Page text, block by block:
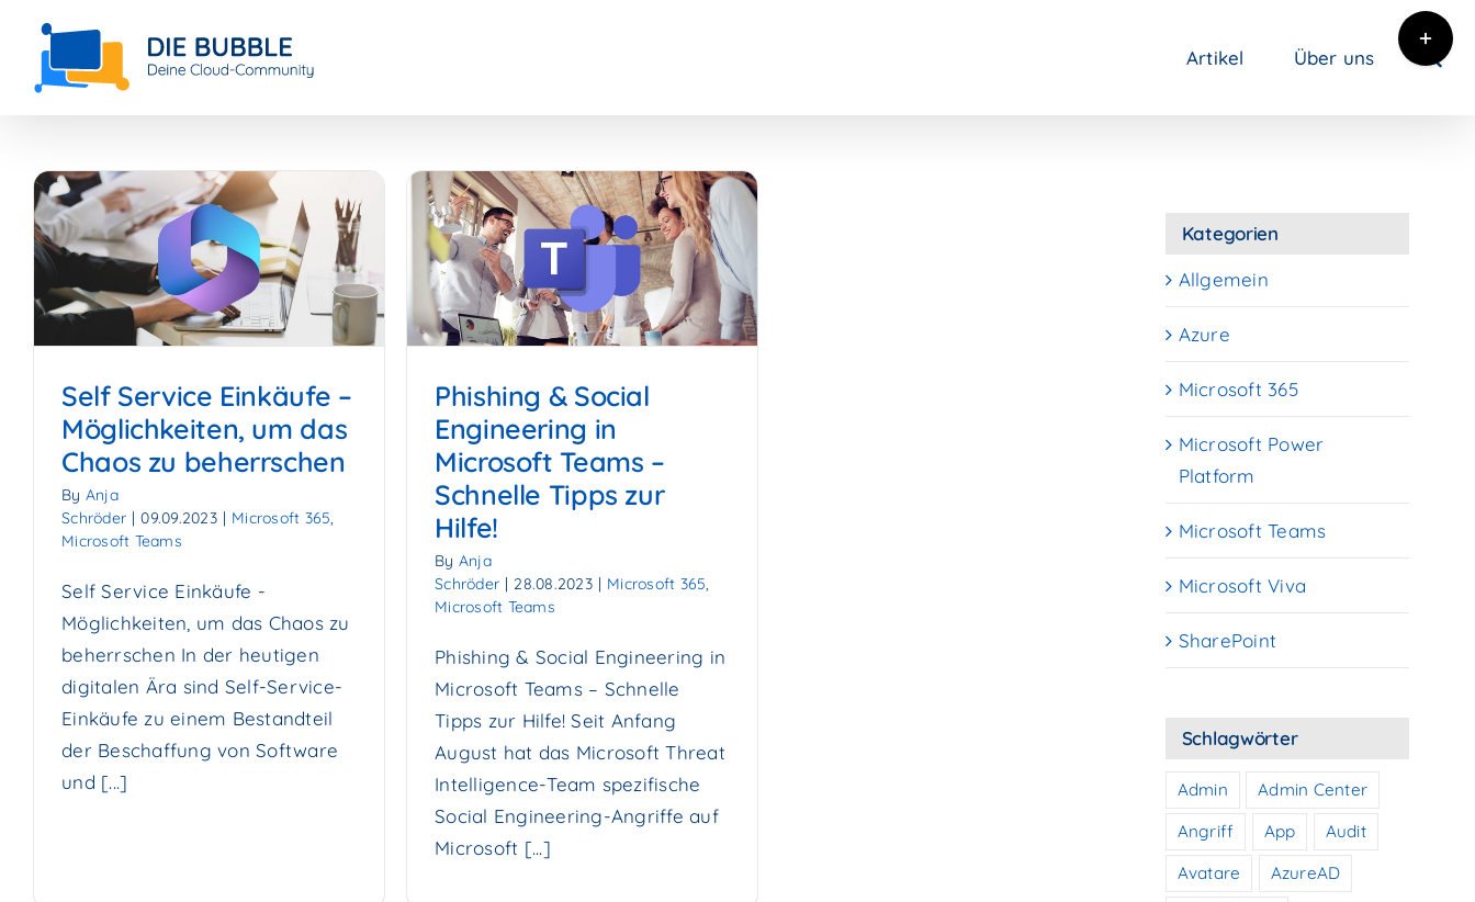
content
Artikel Über uns
Self Service Einkäufe –
Möglichkeiten, um das
Chaos zu beherrschen
By Anja
Schröder | 09.09.2023 | Microsoft 365,
Microsoft Teams
Self Service Einkäufe -
Möglichkeiten, um das Chaos zu
beherrschen In der heutigen
digitalen Ära sind Self-Service-
Einkäufe zu einem Bestandteil
der Beschaffung von Software
und [...]
Phishing & Social
Engineering in
Microsoft Teams –
Schnelle Tipps zur
Hilfe!
By Anja
Schröder | 28.08.2023 | Microsoft 365,
Microsoft Teams
Phishing & Social Engineering in
Microsoft Teams – Schnelle
Tipps zur Hilfe! Seit Anfang
August hat das Microsoft Threat
Intelligence-Team spezifische
Social Engineering-Angriffe auf
Microsoft [...]
Kategorien
Allgemein
Azure
Microsoft 365
Microsoft Power
Platform
Microsoft Teams
Microsoft Viva
SharePoint
Schlagwörter
Admin
Admin Center
Angriff
App
Audit
Avatare
AzureAD
Toggle
Sliding